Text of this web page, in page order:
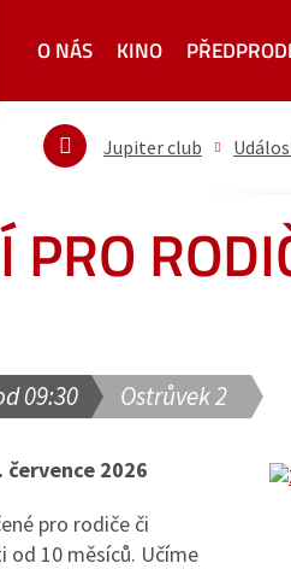
O NÁS KINO
Jupiter club
PRO
09:30 Ostrůvek 2
července 2026
pro rodiče či
od 10 měsíců. Učíme